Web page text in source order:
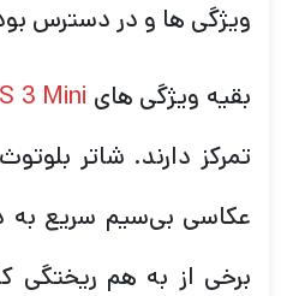
ویژگی ها و در دسترس
بقیه ویژگی های 3 Mini
تمرکز دارند. شاتر
عکاسی بی‌سیم سریع به
برخی از به هم ریختگی